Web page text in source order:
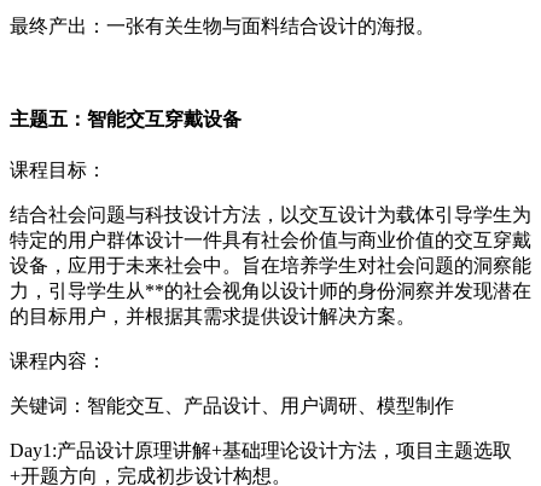
最终产出：一张有关生物与面料结合设计的海报。
主题五：智能交互穿戴设备
课程目标：
结合社会问题与科技设计方法，以交互设计为载体引导学生为
特定的用户群体设计一件具有社会价值与商业价值的交互穿戴
设备，应用于未来社会中。旨在培养学生对社会问题的洞察能
力，引导学生从**的社会视角以设计师的身份洞察并发现潜在
的目标用户，并根据其需求提供设计解决方案。
课程内容：
关键词：智能交互、产品设计、用户调研、模型制作
Day1:产品设计原理讲解+基础理论设计方法，项目主题选取
+开题方向，完成初步设计构想。